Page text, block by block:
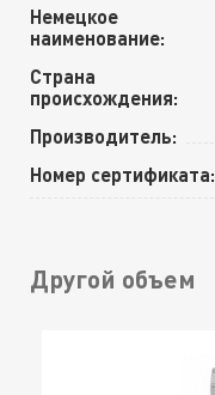
Немецкое
наименование:
Страна
происхождения:
Производитель:
Номер сертификата:
Другой объем